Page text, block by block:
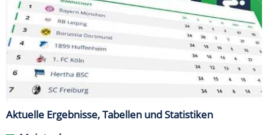
Aktuelle Ergebnisse, Tabellen und Statistiken